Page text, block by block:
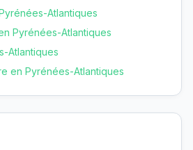
Atlantiques
Pyrénées-Atlantiques
Atlantiques
en Pyrénées-Atlantiques